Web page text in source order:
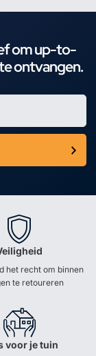
om up-to-
ontvangen.
het recht om binnen
te retoureren
voor je tuin